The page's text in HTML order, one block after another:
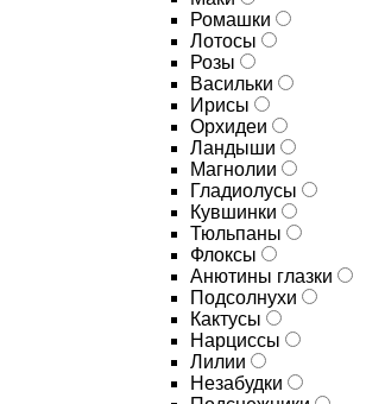
Ромашки
Лотосы
Розы
Васильки
Ирисы
Орхидеи
Ландыши
Магнолии
Гладиолусы
Кувшинки
Тюльпаны
Флоксы
Анютины глазки
Подсолнухи
Кактусы
Нарциссы
Лилии
Незабудки